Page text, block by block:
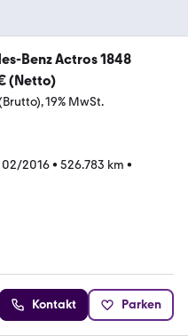
Benz Actros 1848
(Netto)
19% MwSt.
02/2016• 526.783 km •
Kontakt Parken